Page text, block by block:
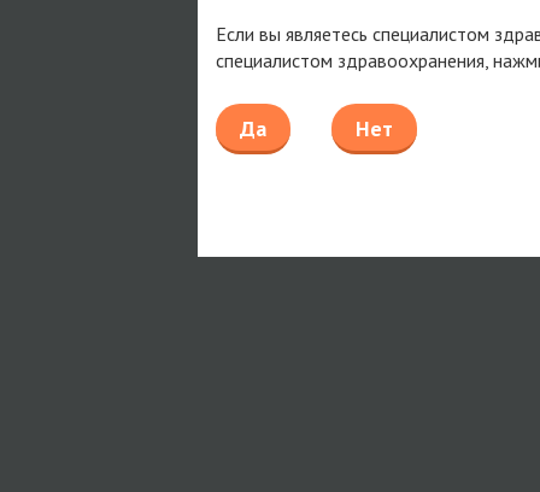
Если вы являетесь специалистом
специалистом здравоохранения,
Да Нет